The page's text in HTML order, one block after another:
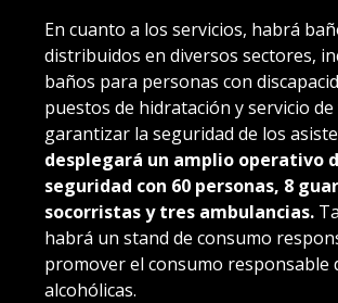
En cuanto a los servicios, habrá
distribuidos en diversos sectores,
baños para personas con
puestos de hidratación y servicio de
garantizar la seguridad de los
desplegará un amplio operativo
seguridad con 60 personas, 8
socorristas y tres ambulancias.
habrá un stand de consumo
promover el consumo responsable
alcohólicas.